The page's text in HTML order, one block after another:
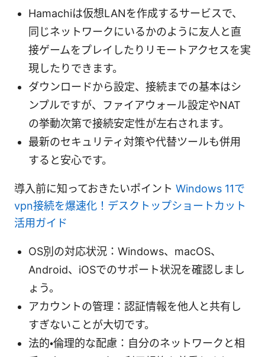
Hamachiは仮想LANを作成するサービスで、
同じネットワークにいるかのように友人と直
接ゲームをプレイしたりリモートアクセスを実
現したりできます。
ダウンロードから設定、接続までの基本はシ
ンプルですが、ファイアウォール設定やNAT
の挙動次第で接続安定性が左右されます。
最新のセキュリティ対策や代替ツールも併用
すると安心です。
導入前に知っておきたいポイント Windows 11で
vpn接続を爆速化！デスクトップショートカット
活用ガイド
OS別の対応状況：Windows、macOS、
Android、iOSでのサポート状況を確認しまし
ょう。
アカウントの管理：認証情報を他人と共有し
すぎないことが大切です。
法的・倫理的な配慮：自分のネットワークと相